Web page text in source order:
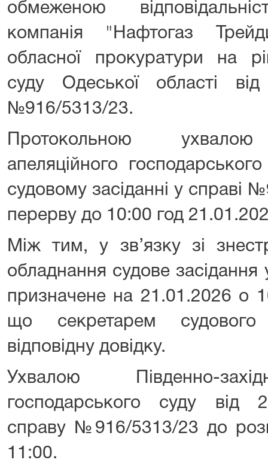
обмеженою
компанія "Нафтогаз
обласної прокуратури на
суду Одеської області
№916/5313/23.
Протокольною ухвалою
апеляційного
судовому засіданні у справі
перерву до 10:00 год
Між тим, у зв’язку зі
обладнання судове
призначене на 21.01.2026 о
що секретарем судового
відповідну довідку.
Ухвалою Південно-
господарського суду від
справу №916/5313/23 до
11:00.